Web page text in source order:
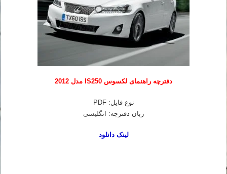
دفترچه راهنمای لکسوس IS250 مدل 2012
نوع فایل: PDF
زبان دفترچه: انگلیسی
لینک دانلود